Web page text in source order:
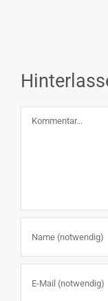
Kommentar